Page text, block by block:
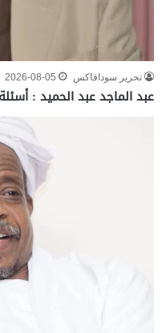
تحرير سودافاكس 2026-08-05
عبد الماجد عبد الحميد :